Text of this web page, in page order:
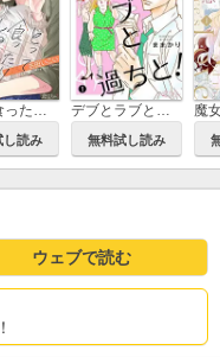
とって食ったりしねぇから～元ヤンくんとの恋事情～
し読み
デブとラブと過ちと！
無料試し読み
ウェブで読む